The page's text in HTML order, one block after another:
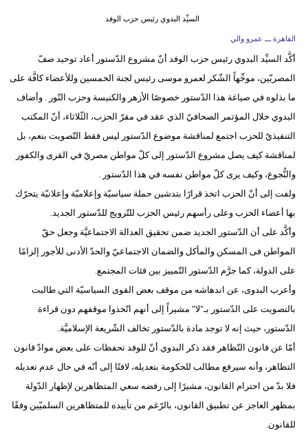
إسلامية
علوم
وتكنولوجيا
بيئة
مدوَّنات
أبراج
سيارات
السيِّد البدوي رئيس حزب الوفد
القاهرة ـــ عمرو والي
أكَّد السيِّد البدوي رئيس حزب الوفد أنّ مشروع الدّستور أعاد توحيد صفّ
المصريّين، موجِّهاً الشّكر لعمرو موسى رئيس لجنة الخمسين وللأعضاء كافَّة على
ما بذلوه في صياغة هذا الدّستور خصوصًا الأزهر والكنيسة وحزب النّور . وأضاف
البدوي خلال المؤتمر الصحافيّ الذي عقد في مقرّ الحزب، الثّلاثاء، أنّ المكتب
التنفيذيّ للحزب اجتمع لمناقشة موضوع الدّستور ليس فقط التّصويت بنعم، بل
لمناقشة كيف يصل مشروع الدّستور إلى كلّ مواطن مصريّ في القرى والكفور
والنُّجوع، وكيف يرى كلّ مواطن نفسه في هذا الدّستور .
ولفت إلى أنّ الحزب اتخذ قرارًا بتدشين حملة سياسيّة وإعلاميّة وإعلانيّة يتحرّك
بها أعضاء الحزب وعلى رأسهم رئيس الحزب للتّرويج للدّستور الجديد.
وأكَّد على أن الدّستور الجديد ضمن تحقيق العدالة الاجتماعيَّة وجعل حقّ
المواطن فى المسكن والمأكل والضمان الاجتماعيّ والحدّ الأدنى للأجور إلزامًا
على الدولة، كما جرَّم الدّستور التّمييز بين فئات المجتمع.
وأعرب البدوى، عن اندهاشه من موقف بعض القوى السياسيّة التي طالبت
بالتصويت على الدّستور بـ"لا" مشيراً إلى أنهم اتّخذوا موقفهم دون قراءة
الدّستور، حيث إنه لا توجد مادة بالدّستور تخالف الشّريعة الإسلاميَّة.
أمّا عن قانون التّظاهر فقد ذكر البدوي أنّ للوفد تحفظات على بعض موادّ قانون
التظاهر، وأنه سيرفع مطالب للحكومة بتعديله، لافتًا إلى أنّه في حال عدم تعديله
فلا بدّ من احترام القانون، مشيرًا إلى رفضه سعي المتظاهرين لإظهار الدّولة
بمظهر العاجز عن تطبيق القانون، بالرّغم من تأييده للمتظاهرين السلميّين وفقًا
للقانون.